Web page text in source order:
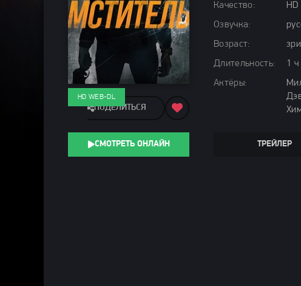
Качество:
Озвучка:
Возраст:
Длительность:
1
Актёры:
ТРЕЙЛЕР
HD WEB-DL
ПОДЕЛИТЬСЯ
СМОТРЕТЬ ОНЛАЙН